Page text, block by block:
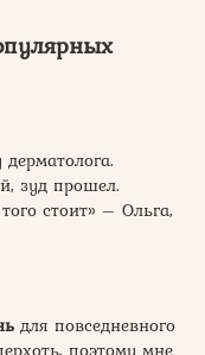
зуд прошел.
стоит» – Ольга,
для повседневного